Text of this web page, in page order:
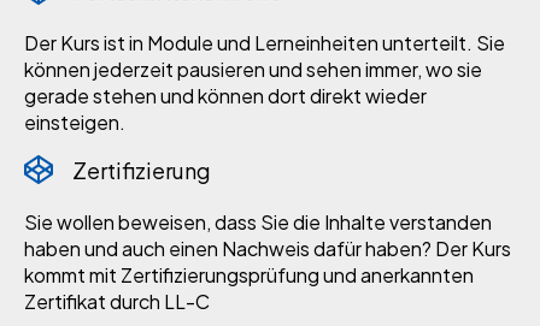
Der Kurs ist in Module und Lerneinheiten unterteilt. Sie
können jederzeit pausieren und sehen immer, wo sie
gerade stehen und können dort direkt wieder
einsteigen.
Zertifizierung
Sie wollen beweisen, dass Sie die Inhalte verstanden
haben und auch einen Nachweis dafür haben? Der Kurs
kommt mit Zertifizierungsprüfung und anerkannten
Zertifikat durch LL-C